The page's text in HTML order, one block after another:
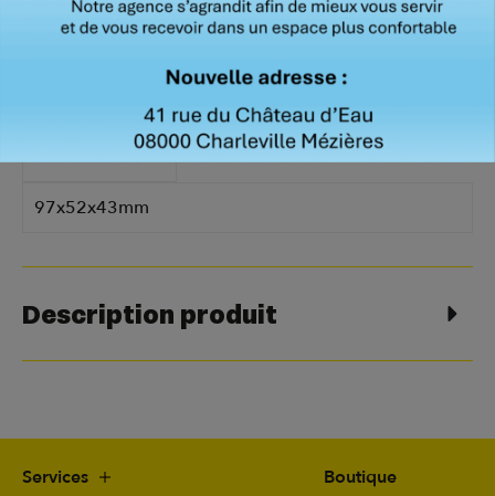
Dimension
97x52x43mm
Description produit
Services
Boutique